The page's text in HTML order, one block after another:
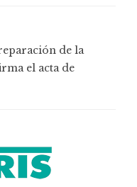
de la
el acta de